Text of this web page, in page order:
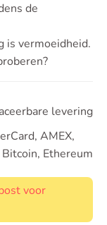
de
is vermoeidheid.
levering
AMEX,
Ethereum
voor